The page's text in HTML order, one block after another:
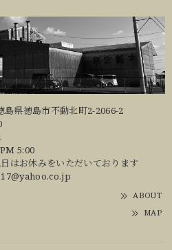
島県徳島市不動北町2-2066-2
5:00
はお休みをいただいております
ABOUT
MAP